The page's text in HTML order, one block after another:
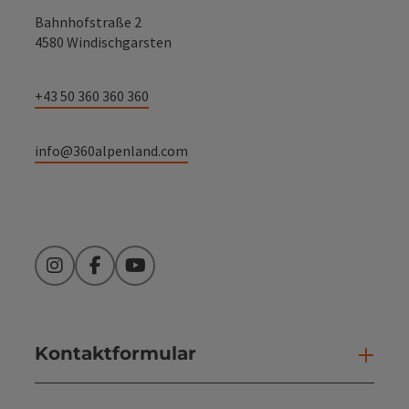
Bahnhofstraße 2
4580 Windischgarsten
+43 50 360 360 360
info@360alpenland.com
InstagramFacebookYouTube
Kontaktformular